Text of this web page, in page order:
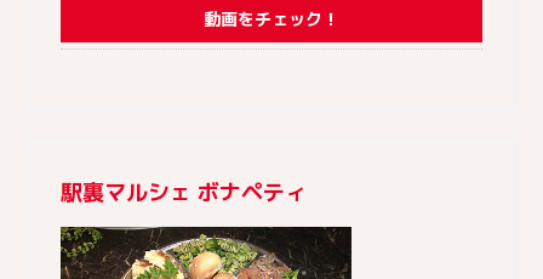
動画をチェック！
駅裏マルシェ ボナペティ